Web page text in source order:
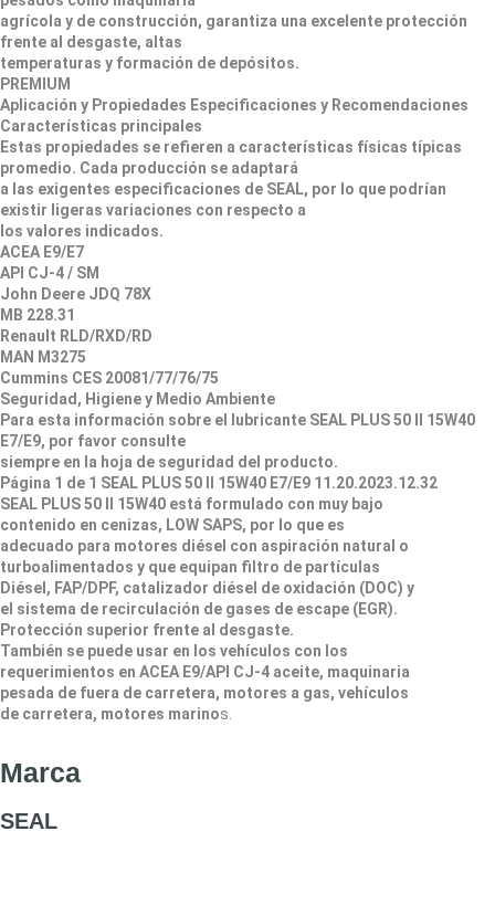
agrícola y de construcción, garantiza una excelente protección
frente al desgaste, altas
temperaturas y formación de depósitos.
PREMIUM
Aplicación y Propiedades Especificaciones y Recomendaciones
Características principales
Estas propiedades se refieren a características físicas típicas
promedio. Cada producción se adaptará
a las exigentes especificaciones de SEAL, por lo que podrían
existir ligeras variaciones con respecto a
los valores indicados.
ACEA E9/E7
API CJ-4 / SM
John Deere JDQ 78X
MB 228.31
Renault RLD/RXD/RD
MAN M3275
Cummins CES 20081/77/76/75
Seguridad, Higiene y Medio Ambiente
Para esta información sobre el lubricante SEAL PLUS 50 II 15W40
E7/E9, por favor consulte
siempre en la hoja de seguridad del producto.
Página 1 de 1 SEAL PLUS 50 II 15W40 E7/E9 11.20.2023.12.32
SEAL PLUS 50 II 15W40 está formulado con muy bajo
contenido en cenizas, LOW SAPS, por lo que es
adecuado para motores diésel con aspiración natural o
turboalimentados y que equipan filtro de partículas
Diésel, FAP/DPF, catalizador diésel de oxidación (DOC) y
el sistema de recirculación de gases de escape (EGR).
Protección superior frente al desgaste.
También se puede usar en los vehículos con los
requerimientos en ACEA E9/API CJ-4 aceite, maquinaria
pesada de fuera de carretera, motores a gas, vehículos
de carretera, motores marinos.
Marca
SEAL